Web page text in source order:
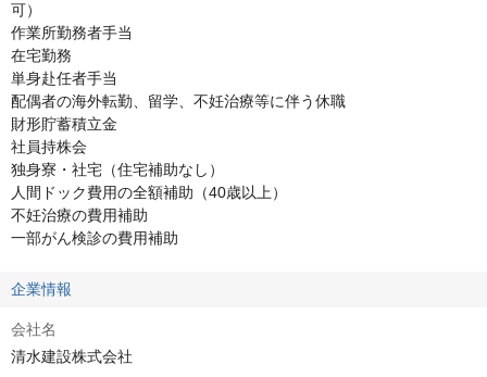
可）
作業所勤務者手当
在宅勤務
単身赴任者手当
配偶者の海外転勤、留学、不妊治療等に伴う休職
財形貯蓄積立金
社員持株会
独身寮・社宅（住宅補助なし）
人間ドック費用の全額補助（40歳以上）
不妊治療の費用補助
一部がん検診の費用補助
企業情報
会社名
清水建設株式会社